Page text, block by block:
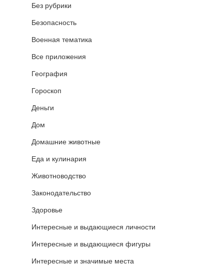
Без рубрики
Безопасность
Военная тематика
Все приложения
География
Гороскоп
Деньги
Дом
Домашние животные
Еда и кулинария
Животноводство
Законодательство
Здоровье
Интересные и выдающиеся личности
Интересные и выдающиеся фигуры
Интересные и значимые места